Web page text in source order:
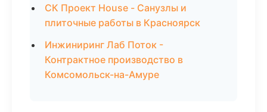
СК Проект House - Санузлы и
плиточные работы в Красноярск
Инжиниринг Лаб Поток -
Контрактное производство в
Комсомольск-на-Амуре